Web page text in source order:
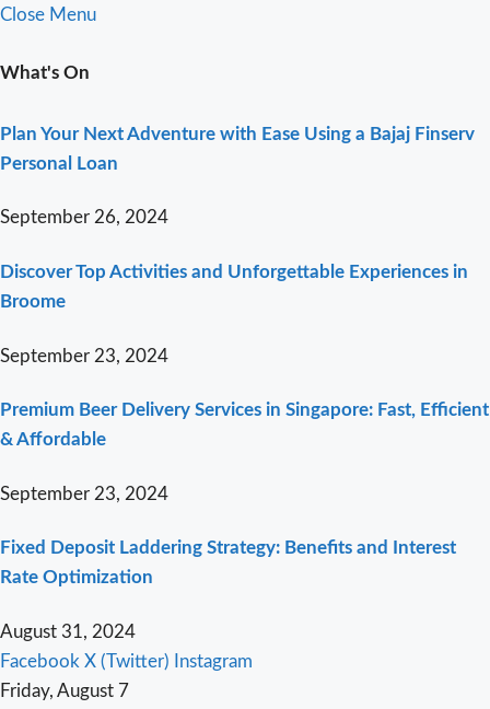
Close Menu
What's On
Plan Your Next Adventure with Ease Using a Bajaj Finserv
Personal Loan
September 26, 2024
Discover Top Activities and Unforgettable Experiences in
Broome
September 23, 2024
Premium Beer Delivery Services in Singapore: Fast, Efficient
& Affordable
September 23, 2024
Fixed Deposit Laddering Strategy: Benefits and Interest
Rate Optimization
August 31, 2024
Facebook X (Twitter)
Instagram
Friday, August 7